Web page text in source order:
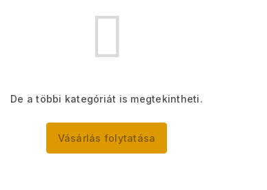
De a többi kategóriát is megtekintheti.
Vásárlás folytatása